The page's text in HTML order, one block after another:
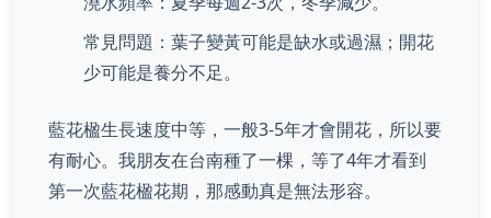
常見問題：葉子變黃可能是缺水或過濕；開花
少可能是養分不足。
藍花楹生長速度中等，一般3-5年才會開花，所以要
有耐心。我朋友在台南種了一棵，等了4年才看到
第一次藍花楹花期，那感動真是無法形容。